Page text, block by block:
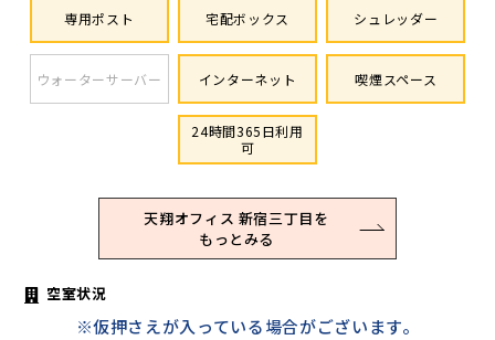
専用ポスト 宅配ボックス シュレッダー
ウォーターサーバー インターネット 喫煙スペース
24時間365日利用
可
天翔オフィス 新宿三丁目を
もっとみる
空室状況
※仮押さえが入っている場合がございます。